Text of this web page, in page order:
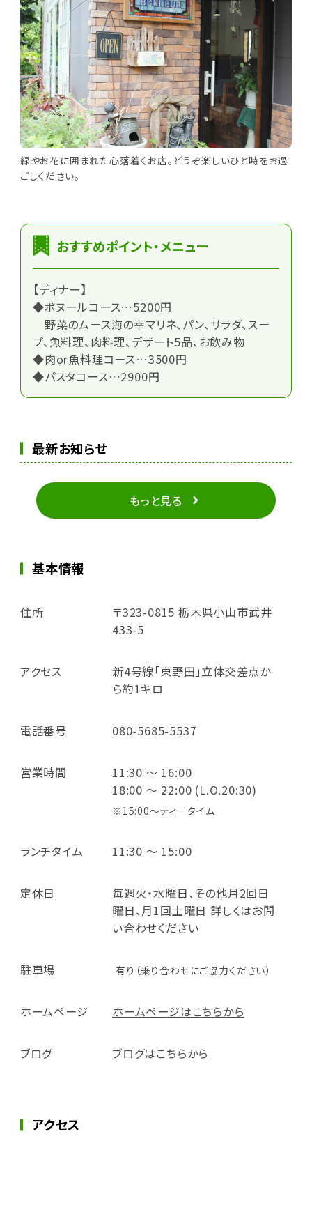
緑やお花に囲まれた心落着くお店。どうぞ楽しいひと時をお過
ごしください。
おすすめポイント・メニュー
【ディナー】
◆ボヌールコース…5200円
野菜のムース海の幸マリネ、パン、サラダ、スー
プ、魚料理、肉料理、デザート5品、お飲み物
◆肉or魚料理コース…3500円
◆パスタコース…2900円
最新お知らせ
もっと見る
基本情報
住所
〒323-0815 栃木県小山市武井
433-5
アクセス
新4号線「東野田」立体交差点か
ら約1キロ
電話番号 080-5685-5537
営業時間
11:30 ～ 16:00
18:00 ～ 22:00 (L.O.20:30)
※15:00～ティータイム
ランチタイム 11:30 ～ 15:00
定休日
毎週火・水曜日、その他月2回日
曜日、月1回土曜日 詳しくはお問
い合わせください
駐車場 有り（乗り合わせにご協力ください）
ホームページ ホームページはこちらから
ブログ ブログはこちらから
アクセス